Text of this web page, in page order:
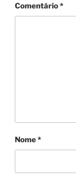
Comentário*
Nome*